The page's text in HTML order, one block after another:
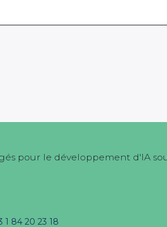
pour le développement d'IA
1 84 20 23 18